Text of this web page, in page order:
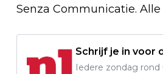
Senza Communicatie.
Schrijf je in voor
Iedere zondag